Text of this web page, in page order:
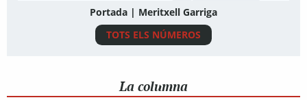
Portada | Meritxell Garriga
TOTS ELS NÚMEROS
La columna